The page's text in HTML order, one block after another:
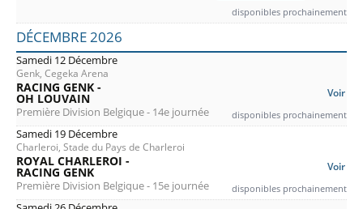
disponibles prochainement
DÉCEMBRE 2026
Samedi 12 Décembre
Genk, Cegeka Arena
Voir
RACING GENK -
OH LOUVAIN
Première Division Belgique - 14e journée disponibles prochainement
Samedi 19 Décembre
Charleroi, Stade du Pays de Charleroi
Voir
ROYAL CHARLEROI -
RACING GENK
Première Division Belgique - 15e journée disponibles prochainement